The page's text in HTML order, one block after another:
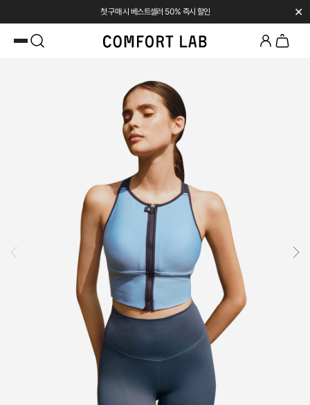
첫 구매 시 베스트셀러 50% 즉시 할인 ✕